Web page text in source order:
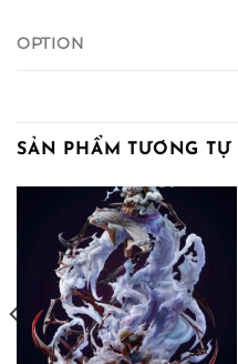
OPTION
SẢN PHẨM TƯƠNG TỰ
₫